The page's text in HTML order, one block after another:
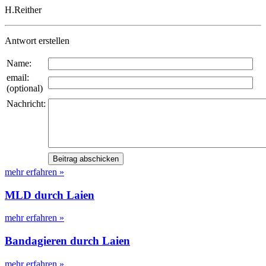
H.Reither
Antwort erstellen
Name:
email:
(optional)
Nachricht:
mehr erfahren »
MLD durch Laien
mehr erfahren »
Bandagieren durch Laien
mehr erfahren »